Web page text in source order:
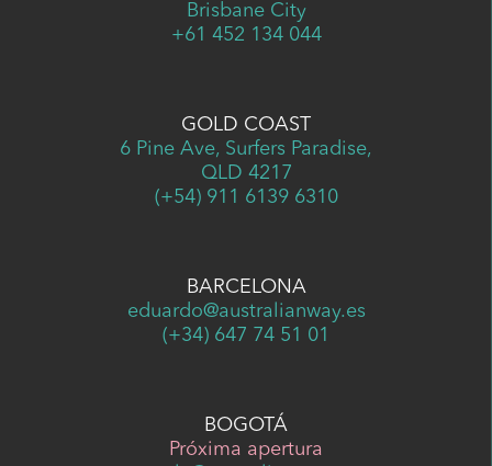
Brisbane City
+61 452 134 044
GOLD COAST
6 Pine Ave, Surfers Paradise,
QLD 4217
(+54) 911 6139 6310
BARCELONA
eduardo@australianway.es
(+34) 647 74 51 01
BOGOTÁ
Próxima apertura